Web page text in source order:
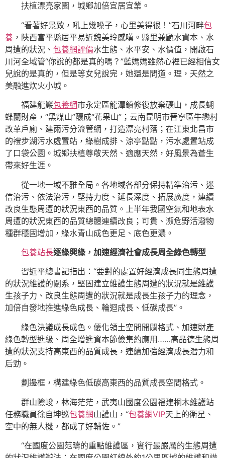
扶植漂亮家園，城鄉加倍宜居宜業。
“看著好景致，吼上幾嗓子，心里美得很！”石川河畔包
養 ，陜西富平縣居平易近魏美玲感嘆。縣里兼顧水資本、水
周遭的狀況、 包養網評價水生態、水平安、水價值，開啟石
川河全域管“你說的都是真的嗎？”藍媽媽雖然心裡已經相信女
兒說的是真的，但是等女兒說完，她還是問道。理，天然之
美融進炊火小城。
福建龍巖包養網市永定區龍潭鎮修復放棄礦山，成長蝴
蝶蘭財產，“黑煤山”釀成“花果山”；云南昆明市晉寧區牛戀村
改革戶廁、建雨污分流管網，打造漂亮村落；在江東北昌市
的禮步湖污水處置站，綠樹成排、涼亭點點，污水處置站成
了口袋公園。城鄉扶植尊敬天然、適應天然，好風景為蒼生
帶來好生涯。
從一地一域不雅全局。各地域各部分保持精準治污、迷
信治污、依法治污，堅持力度、延長深度、拓展廣度，連續
改良生態周遭的狀況東西的品質。上半年我國空氣和地表水
周遭的狀況東西的品質總體連續改良；可貴、瀕危野活潑物
種群穩固增加，綠水青山成色更足、底色更濃。
包養站長逐綠興綠，加速經濟社會成長周全綠色轉型
習近平總書記指出：“要對的處置好經濟成長同生態周遭
的狀況維護的關系，堅固建立維護生態周遭的狀況就是維護
生孩子力、改良生態周遭的狀況就是成長生孩子力的理念，
加倍自發地推進綠色成長、輪迴成長、低碳成長”。
綠色決議成長成色。優化領土空間開闢格式、加速財產
綠色轉型進級、周全增進資本節儉集約應用……高品德生態周
遭的狀況支持高東西的品質成長，連續加強經濟成長潛力和
后勁。
劃邊框，構建綠色低碳高東西的品質成長空間格式。
群山險峻，林海茫茫，武夷山國度公園福建桐木維護站
任務職員徐自坤巡包養網山護山，“包養網VIP天上的衛星、
空中的無人機，都成了好輔佐。”
“在國度公園范疇的重點維護區，實行最嚴厲的生態周遭